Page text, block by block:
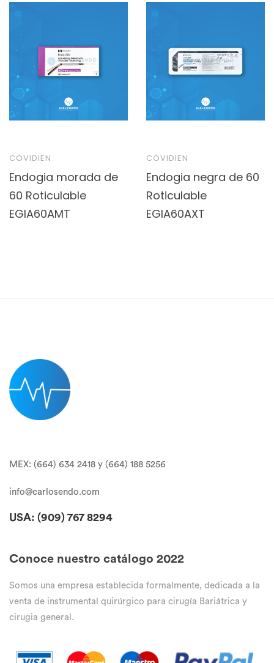
COVIDIEN
Endogia morada de
60 Roticulable
EGIA60AMT
COVIDIEN
Endogia negra de 60
Roticulable
EGIA60AXT
MEX: (664) 634 2418 y (664) 188 5256
info@carlosendo.com
USA: (909) 767 8294
Conoce nuestro catálogo 2022
Somos una empresa establecida formalmente, dedicada a la
venta de instrumental quirúrgico para cirugía Bariátrica y
cirugia general.